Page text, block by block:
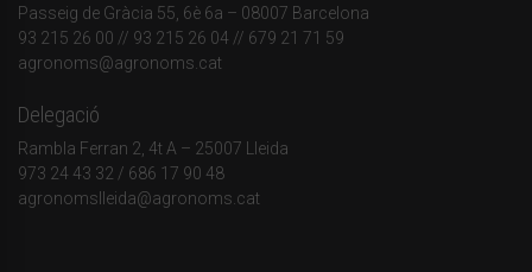
Passeig de Gràcia 55, 6è 6a – 08007 Barcelona
93 215 26 00 // 93 215 26 04 // 679 21 71 59
agronoms@agronoms.cat
Delegació
Rambla Ferran 2, 4t A – 25007 Lleida
973 24 43 32 / 686 17 90 48
agronomslleida@agronoms.cat